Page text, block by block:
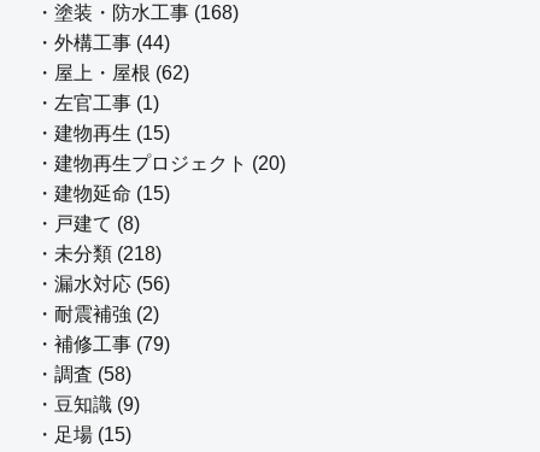
・塗装・防水工事 (168)
・外構工事 (44)
・屋上・屋根 (62)
・左官工事 (1)
・建物再生 (15)
・建物再生プロジェクト (20)
・建物延命 (15)
・戸建て (8)
・未分類 (218)
・漏水対応 (56)
・耐震補強 (2)
・補修工事 (79)
・調査 (58)
・豆知識 (9)
・足場 (15)